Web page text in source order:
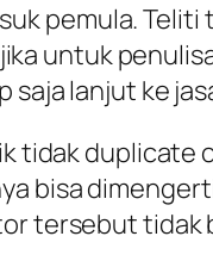
pemula. Teliti
untuk
saja lanjut ke
tidak
bisa
tersebut tidak